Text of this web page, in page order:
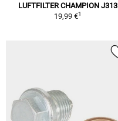
LUFTFILTER CHAMPION J313
19,99 €1